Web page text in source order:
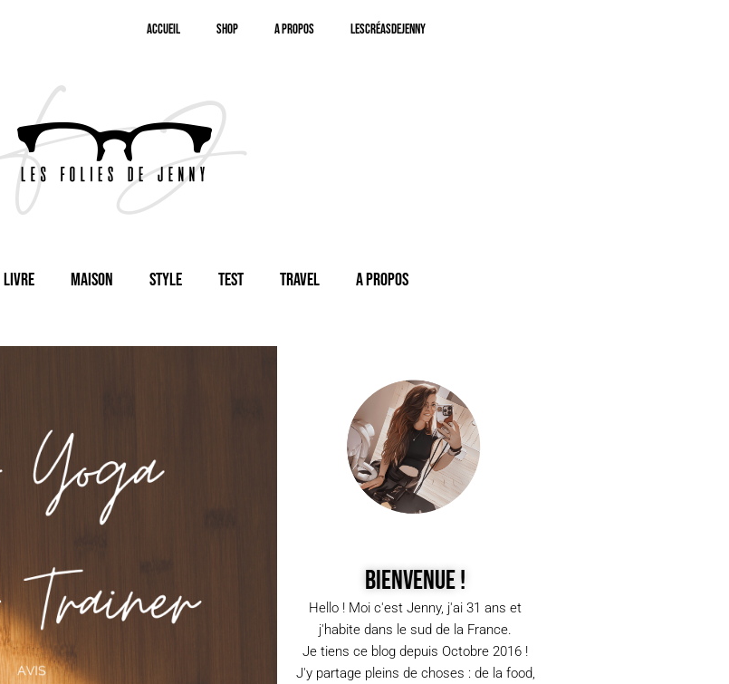
Accueil SHOP A Propos LesCréasdeJenny
Livre Maison Style Test Travel A Propos
Bienvenue !
Hello ! Moi c'est Jenny, j'ai 31 ans et
j'habite dans le sud de la France.
Je tiens ce blog depuis Octobre 2016 !
J'y partage pleins de choses : de la food,